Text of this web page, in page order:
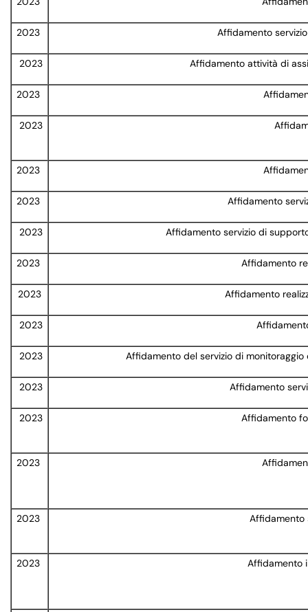
2023 Affidamento
2023 Affidamento attività di
2023
2023
2023
2023 Affidamento
2023 Affidamento servizio di
2023 Affidamento
2023 Affidamento
2023
2023 Affidamento del servizio di
2023 Affidamento
2023 Affidamento
2023
2023 Affidamento
2023 Affidamento